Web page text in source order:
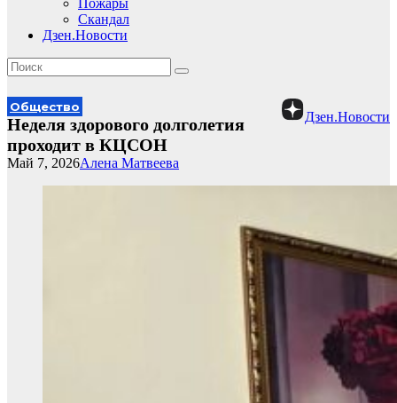
Пожары
Скандал
Дзен.Новости
Дзен.Новости
Общество
Неделя здорового долголетия
проходит в КЦСОН
Алена Матвеева
Май 7, 2026